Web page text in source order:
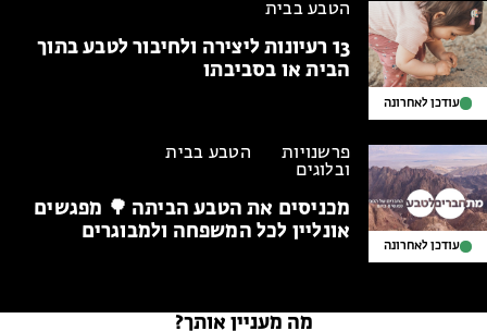
עודכן לאחרונה
הטבע בבית
13 רעיונות ליצירה ולחיבור לטבע
בתוך
הבית או בסביבתו
עודכן לאחרונה
פרשנויות
ובלוגים
הטבע בבית
מכניסים את הטבע הביתה 🌳 מפגשים
אונליין לכל המשפחה ולמבוגרים
מה מעניין אותך?